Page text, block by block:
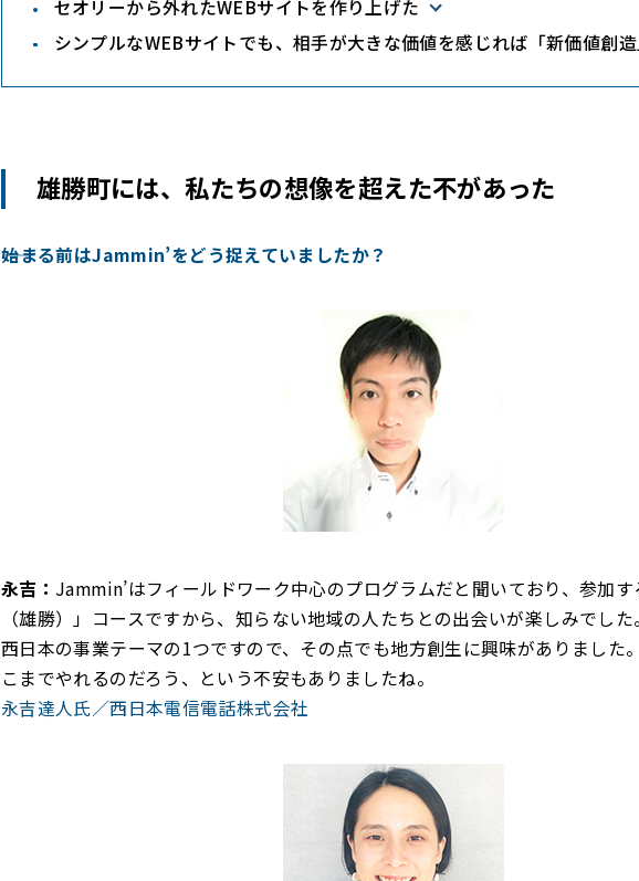
セオリーから外れたWEBサイトを作り上げた
シンプルなWEBサイトでも、相手が大きな価値を感じれば「新価値創
雄勝町には、私たちの想像を超えた不があった
――始まる前はJammin’をどう捉えていましたか？
永吉： Jammin’はフィールドワーク中心のプログラムだと聞いており、参加
（雄勝）」コースですから、知らない地域の人たちとの出会いが楽しみでし
西日本の事業テーマの1つですので、その点でも地方創生に興味がありました
こまでやれるのだろう、という不安もありましたね。
永吉達人氏／西日本電信電話株式会社